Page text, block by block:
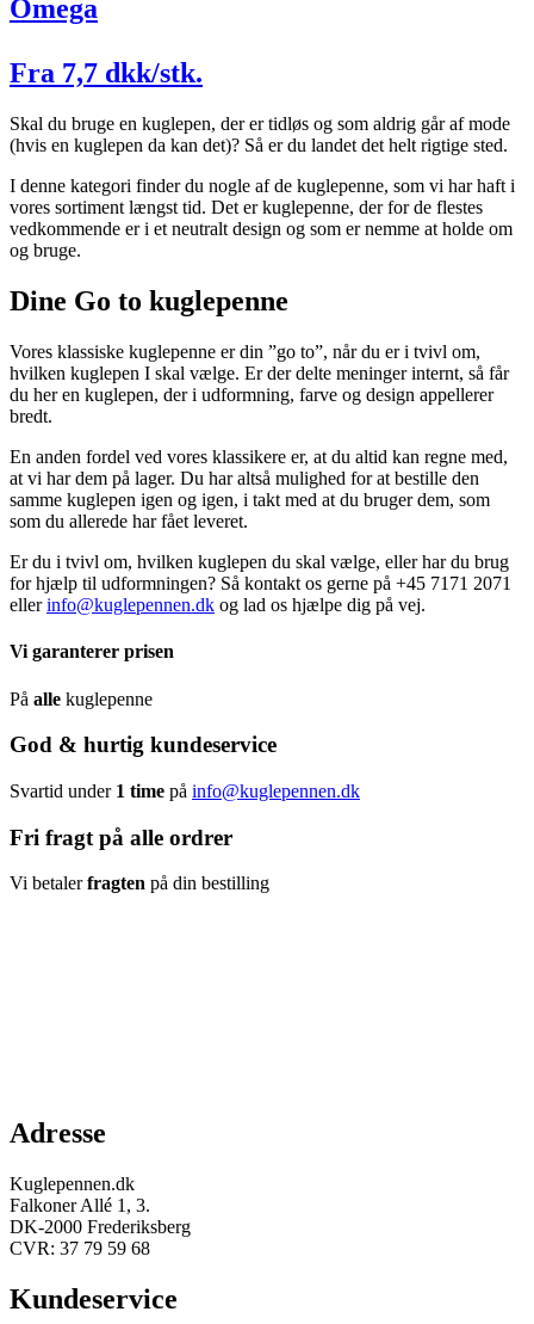
Omega
Fra 7,7 dkk/stk.
Skal du bruge en kuglepen, der er tidløs og som aldrig går af mode
(hvis en kuglepen da kan det)? Så er du landet det helt rigtige sted.
I denne kategori finder du nogle af de kuglepenne, som vi har haft i
vores sortiment længst tid. Det er kuglepenne, der for de flestes
vedkommende er i et neutralt design og som er nemme at holde om
og bruge.
Dine Go to kuglepenne
Vores klassiske kuglepenne er din ”go to”, når du er i tvivl om,
hvilken kuglepen I skal vælge. Er der delte meninger internt, så får
du her en kuglepen, der i udformning, farve og design appellerer
bredt.
En anden fordel ved vores klassikere er, at du altid kan regne med,
at vi har dem på lager. Du har altså mulighed for at bestille den
samme kuglepen igen og igen, i takt med at du bruger dem, som
som du allerede har fået leveret.
Er du i tvivl om, hvilken kuglepen du skal vælge, eller har du brug
for hjælp til udformningen? Så kontakt os gerne på +45 7171 2071
ellerinfo@kuglepennen.dk og lad os hjælpe dig på vej.
Vi garanterer prisen
På alle kuglepenne
God & hurtig kundeservice
Svartid under 1 time på info@kuglepennen.dk
Fri fragt på alle ordrer
Vi betalerfragten på din bestilling
Adresse
Kuglepennen.dk
Falkoner Allé 1, 3.
DK-2000 Frederiksberg
CVR: 37 79 59 68
Kundeservice